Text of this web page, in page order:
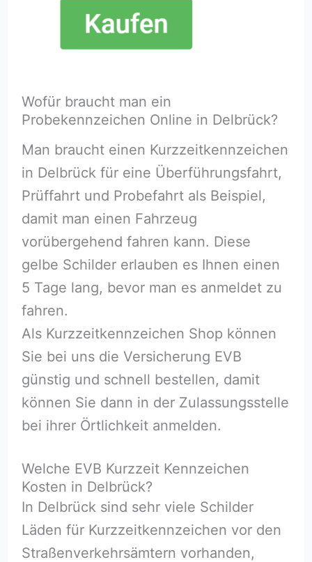
Wofür braucht man ein
Probekennzeichen Online in Delbrück?
Man braucht einen Kurzzeitkennzeichen
in Delbrück für eine Überführungsfahrt,
Prüffahrt und Probefahrt als Beispiel,
damit man einen Fahrzeug
vorübergehend fahren kann. Diese
gelbe Schilder erlauben es Ihnen einen
5 Tage lang, bevor man es anmeldet zu
fahren.
Als Kurzzeitkennzeichen Shop können
Sie bei uns die Versicherung EVB
günstig und schnell bestellen, damit
können Sie dann in der Zulassungsstelle
bei ihrer Örtlichkeit anmelden.
Welche EVB Kurzzeit Kennzeichen
Kosten in Delbrück?
In Delbrück sind sehr viele Schilder
Läden für Kurzzeitkennzeichen vor den
Straßenverkehrsämtern vorhanden,